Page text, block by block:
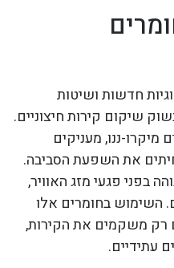
חדשות ושיטות
שיקום קירות חיצוניים.
מיקרו-ננו, מעניקים
את השפעת הסביבה.
בפני פגעי מזג האוויר,
השימוש בחומרים אלו
רק משקמים את הקירות,
עתידיים.